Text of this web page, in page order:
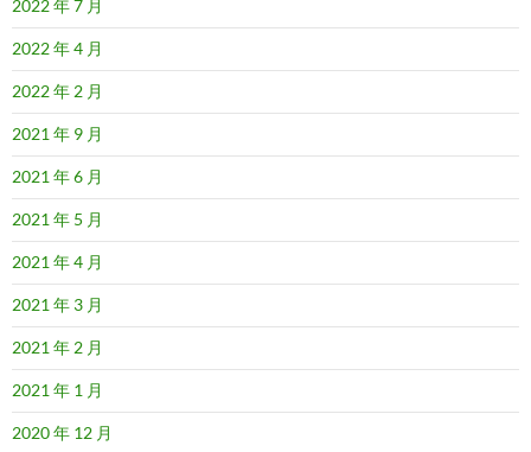
2022 年 7 月
2022 年 4 月
2022 年 2 月
2021 年 9 月
2021 年 6 月
2021 年 5 月
2021 年 4 月
2021 年 3 月
2021 年 2 月
2021 年 1 月
2020 年 12 月